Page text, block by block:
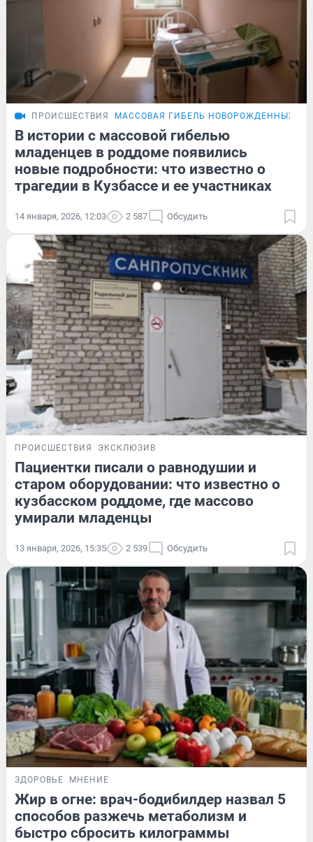
ПРОИСШЕСТВИЯ МАССОВАЯ ГИБЕЛЬ НОВОРОЖДЕННЫХ В
В истории с массовой гибелью
младенцев в роддоме появились
новые подробности: что известно о
трагедии в Кузбассе и ее участниках
14 января, 2026, 12:03 2 587 Обсудить
ПРОИСШЕСТВИЯ ЭКСКЛЮЗИВ
Пациентки писали о равнодушии и
старом оборудовании: что известно о
кузбасском роддоме, где массово
умирали младенцы
13 января, 2026, 15:35 2 539 Обсудить
ЗДОРОВЬЕ МНЕНИЕ
Жир в огне: врач-бодибилдер назвал 5
способов разжечь метаболизм и
быстро сбросить килограммы